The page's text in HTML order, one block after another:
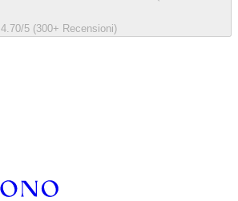
4.70/5 (300+ Recensioni)